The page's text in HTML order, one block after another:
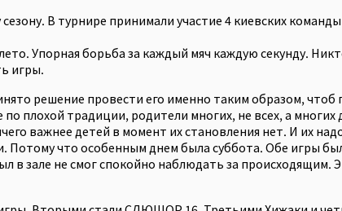
В турнире принимали участие 4 киевских
Упорная борьба за каждый мяч каждую секунду.
игры.
решение провести его именно таким образом, чтоб
плохой традиции, родители многих, не всех, а
важнее детей в момент их становления нет. И их
Потому что особенным днем была суббота. Обе игры
зале не смог спокойно наблюдать за происходящим.